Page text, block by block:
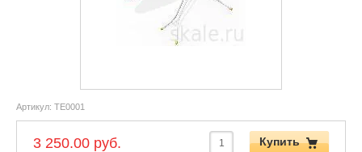
Артикул: TE0001
3 250.00 руб. Купить